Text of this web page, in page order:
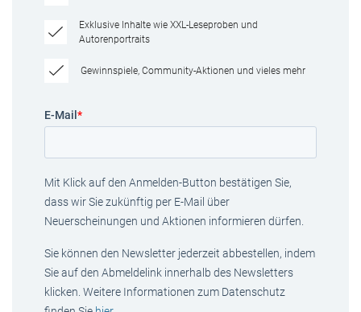
Exklusive Inhalte wie XXL-Leseproben und
Autorenportraits
Gewinnspiele, Community-Aktionen und vieles mehr
E-Mail *
Mit Klick auf den Anmelden-Button bestätigen Sie,
dass wir Sie zukünftig per E-Mail über
Neuerscheinungen und Aktionen informieren dürfen.
Sie können den Newsletter jederzeit abbestellen, indem
Sie auf den Abmeldelink innerhalb des Newsletters
klicken. Weitere Informationen zum Datenschutz